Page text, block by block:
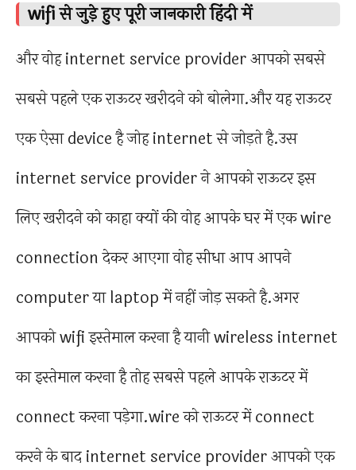
wifi से जुड़े हुए पूरी जानकारी हिंदी में
और वोह internet service provider आपको सबसे
सबसे पहले एक राऊटर खरीदने को बोलेगा.और यह राऊटर
एक ऐसा device है जोह internet से जोड़ते है.उस
internet service provider ने आपको राऊटर इस
लिए खरीदने को काहा क्यों की वोह आपके घर में एक wire
connection देकर आएगा वोह सीधा आप आपने
computer या laptop में नहीं जोड़ सकते है.अगर
आपको wifi इस्तेमाल करना है यानी wireless internet
का इस्तेमाल करना है तोह सबसे पहले आपके राऊटर में
connect करना पड़ेगा.wire को राऊटर में connect
करने के बाद internet service provider आपको एक